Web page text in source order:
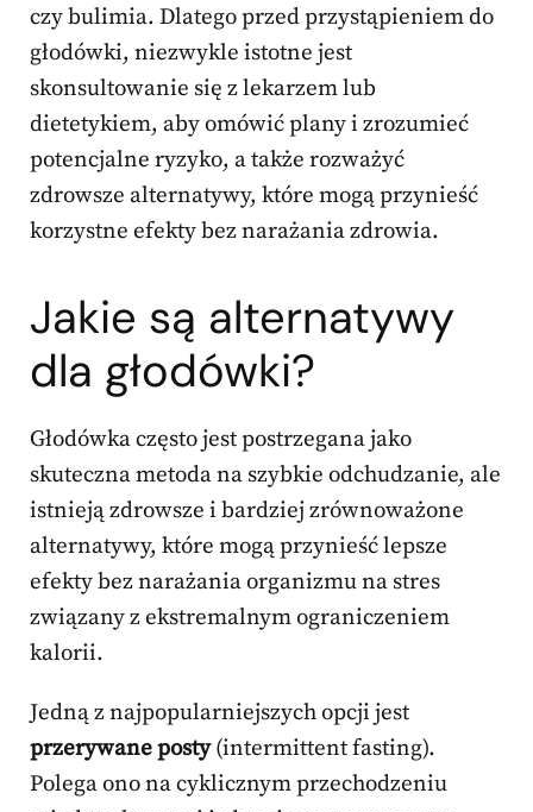
czy bulimia. Dlatego przed przystąpieniem do
głodówki, niezwykle istotne jest
skonsultowanie się z lekarzem lub
dietetykiem, aby omówić plany i zrozumieć
potencjalne ryzyko, a także rozważyć
zdrowsze alternatywy, które mogą przynieść
korzystne efekty bez narażania zdrowia.
Jakie są alternatywy
dla głodówki?
Głodówka często jest postrzegana jako
skuteczna metoda na szybkie odchudzanie, ale
istnieją zdrowsze i bardziej zrównoważone
alternatywy, które mogą przynieść lepsze
efekty bez narażania organizmu na stres
związany z ekstremalnym ograniczeniem
kalorii.
Jedną z najpopularniejszych opcji jest
przerywane posty(intermittent fasting).
Polega ono na cyklicznym przechodzeniu